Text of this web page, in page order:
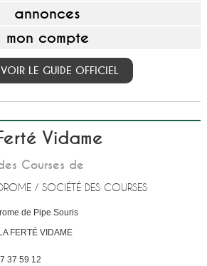
annonces
mon compte
LE GUIDE OFFICIEL
Vidame
Courses de
/ SOCIÉTÉ DES COURSES
de Pipe Souris
LA FERTÉ VIDAME
37 59 12